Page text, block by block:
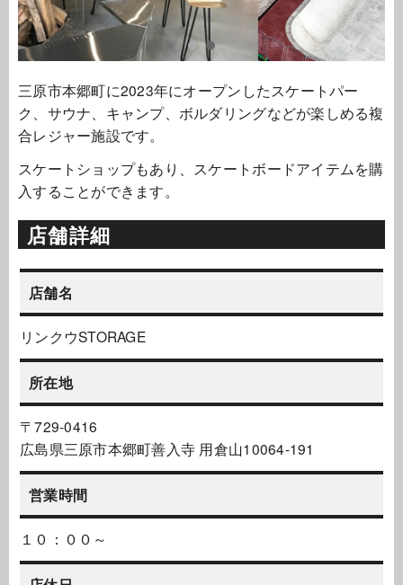
三原市本郷町に2023年にオープンしたスケートパー
ク、サウナ、キャンプ、ボルダリングなどが楽しめる複
合レジャー施設です。
スケートショップもあり、スケートボードアイテムを購
入することができます。
店舗詳細
店舗名
リンクウSTORAGE
所在地
〒729-0416
広島県三原市本郷町善入寺 用倉山10064-191
営業時間
１０：００～